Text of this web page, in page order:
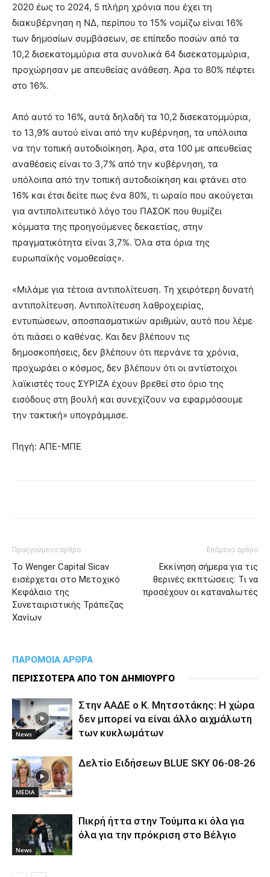
2020 έως το 2024, 5 πλήρη χρόνια που έχει τη
διακυβέρνηση η ΝΔ, περίπου το 15% νομίζω είναι 16%
των δημοσίων συμβάσεων, σε επίπεδο ποσών από τα
10,2 δισεκατομμύρια στα συνολικά 64 δισεκατομμύρια,
προχώρησαν με απευθείας ανάθεση. Άρα το 80% πέφτει
στο 16%.
Από αυτό το 16%, αυτά δηλαδή τα 10,2 δισεκατομμύρια,
το 13,9% αυτού είναι από την κυβέρνηση, τα υπόλοιπα
να την τοπική αυτοδιοίκηση. Άρα, στα 100 με απευθείας
αναθέσεις είναι το 3,7% από την κυβέρνηση, τα
υπόλοιπα από την τοπική αυτοδιοίκηση και φτάνει στο
16% και έτσι δείτε πως ένα 80%, τι ωραίο που ακούγεται
για αντιπολιτευτικό λόγο του ΠΑΣΟΚ που θυμίζει
κόμματα της προηγούμενες δεκαετίας, στην
πραγματικότητα είναι 3,7%. Όλα στα όρια της
ευρωπαϊκής νομοθεσίας».
«Μιλάμε για τέτοια αντιπολίτευση. Τη χειρότερη δυνατή
αντιπολίτευση. Αντιπολίτευση λαθροχειρίας,
εντυπώσεων, αποσπασματικών αριθμών, αυτό που λέμε
ότι πιάσει ο καθένας. Και δεν βλέπουν τις
δημοσκοπήσεις, δεν βλέπουν ότι περνάνε τα χρόνια,
προχωράει ο κόσμος, δεν βλέπουν ότι οι αντίστοιχοι
λαϊκιστές τους ΣΥΡΙΖΑ έχουν βρεθεί στο όριο της
εισόδους στη βουλή και συνεχίζουν να εφαρμόσουμε
την τακτική» υπογράμμισε.
Πηγή: ΑΠΕ-ΜΠΕ
Προηγούμενο άρθρο
Το Wenger Capital Sicav
εισέρχεται στο Μετοχικό
Κεφάλαιο της
Συνεταιριστικής Τράπεζας
Χανίων
Επόμενο άρθρο
Εκκίνηση σήμερα για τις
θερινές εκπτώσεις: Τι να
προσέχουν οι καταναλωτές
ΠΑΡΟΜΟΙΑ ΑΡΘΡΑ
ΠΕΡΙΣΣΟΤΕΡΑ ΑΠΟ ΤΟΝ ΔΗΜΙΟΥΡΓΟ
News
Στην ΑΑΔΕ ο Κ. Μητσοτάκης: Η χώρα
δεν μπορεί να είναι άλλο αιχμάλωτη
των κυκλωμάτων
MEDIA
Δελτίο Ειδήσεων BLUE SKY 06-08-26
News
Πικρή ήττα στην Τούμπα κι όλα για
όλα για την πρόκριση στο Βέλγιο